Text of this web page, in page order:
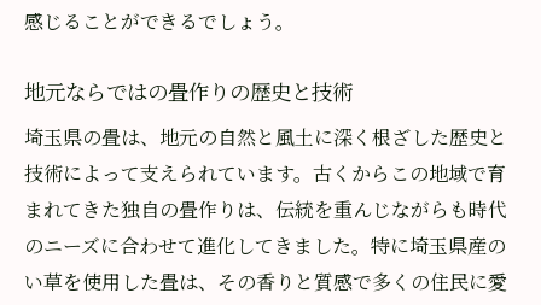
季節ごとの香りの楽しみ方
地域イベントで体験する畳の香り
香りを楽しむための簡単なアレンジ
畳の香りで心地よい時間を過ごす秘訣
感じることができるでしょう。
地元ならではの畳作りの歴史と技術
埼玉県の畳は、地元の自然と風土に深く根ざした歴史と
技術によって支えられています。古くからこの地域で育
まれてきた独自の畳作りは、伝統を重んじながらも時代
のニーズに合わせて進化してきました。特に埼玉県産の
い草を使用した畳は、その香りと質感で多くの住民に愛